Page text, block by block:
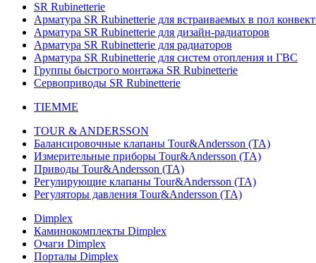
SR Rubinetterie
Арматура SR Rubinetterie для встраиваемых в пол
Арматура SR Rubinetterie для дизайн-радиаторов
Арматура SR Rubinetterie для радиаторов
Арматура SR Rubinetterie для систем отопления и ГВС
Группы быстрого монтажа SR Rubinetterie
Сервоприводы SR Rubinetterie
TIEMME
TOUR & ANDERSSON
Балансировочные клапаны Tour&Andersson (TA)
Измерительные приборы Tour&Andersson (TA)
Приводы Tour&Andersson (TA)
Регулирующие клапаны Tour&Andersson (TA)
Регуляторы давления Tour&Andersson (TA)
Dimplex
Каминокомплекты Dimplex
Очаги Dimplex
Порталы Dimplex